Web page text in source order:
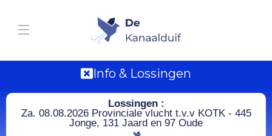
Info & Lossingen
Lossingen :
Za. 08.08.2026 Provinciale vlucht t.v.v KOTK - 445
Jonge, 131 Jaard en 97 Oude